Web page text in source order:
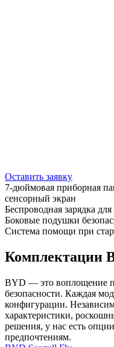
Оставить заявку
7-дюймовая приборная
сенсорный экран
Беспроводная зарядка
Боковые подушки
Система помощи при
Комплектации
BYD — это воплощение
безопасности. Каждая
конфигурации.
характеристики,
решения, у нас есть
предпочтениям.